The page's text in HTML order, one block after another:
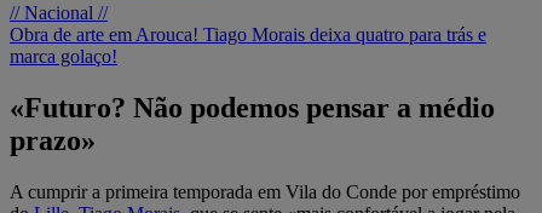
// Nacional //
Obra de arte em Arouca! Tiago Morais deixa quatro para trás e
marca golaço!
«Futuro? Não podemos pensar a médio
prazo»
A cumprir a primeira temporada em Vila do Conde por empréstimo